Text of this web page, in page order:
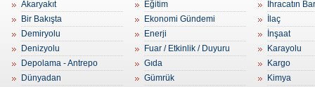
Akaryakıt
Bir Bakışta
Demiryolu
Denizyolu
Depolama - Antrepo
Dünyadan
Eğitim
Ekonomi Gündemi
Enerji
Fuar / Etkinlik / Duyuru
Gıda
Gümrük
İhracatın
İlaç
İnşaat
Karayolu
Kargo
Kimya